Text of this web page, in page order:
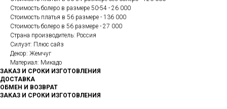
Стоимость болеро в размере 50-54 - 26 000
Стоимость платья в 56 размере - 136 000
Стоимость болеро в 56 размере - 27 000
Страна производитель: Россия
Силуэт: Плюс сайз
Декор: Жемчуг
Материал: Микадо
ЗАКАЗ И СРОКИ ИЗГОТОВЛЕНИЯ
ДОСТАВКА
ОБМЕН И ВОЗВРАТ
ЗАКАЗ И СРОКИ ИЗГОТОВЛЕНИЯ